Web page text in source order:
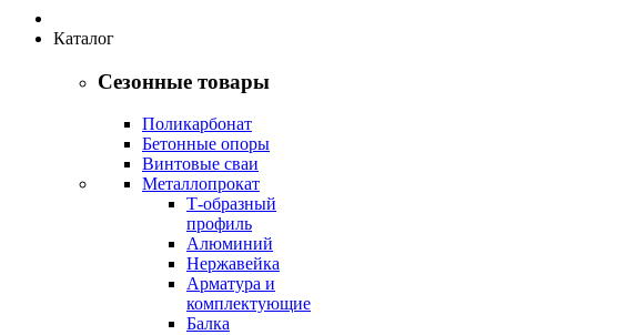
Каталог
Сезонные товары
Поликарбонат
Бетонные опоры
Винтовые сваи
Металлопрокат
Т-образный
профиль
Алюминий
Нержавейка
Арматура и
комплектующие
Балка